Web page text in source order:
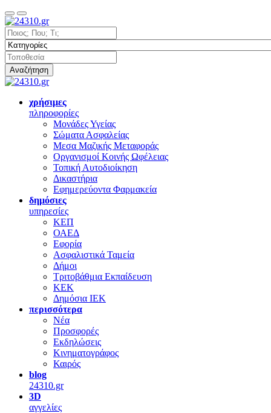
Αναζήτηση
χρήσιμες
πληροφορίες
Μονάδες Υγείας
Σώματα Ασφαλείας
Μεσα Μαζικής Μεταφοράς
Οργανισμοί Κοινής Ωφέλειας
Τοπική Αυτοδιοίκηση
Δικαστήρια
Εφημερεύοντα Φαρμακεία
δημόσιες
υπηρεσίες
ΚΕΠ
ΟΑΕΔ
Εφορία
Ασφαλιστικά Ταμεία
Δήμοι
Τριτοβάθμια Εκπαίδευση
ΚΕΚ
Δημόσια ΙΕΚ
περισσότερα
Νέα
Προσφορές
Εκδηλώσεις
Κινηματογράφος
Καιρός
blog
24310.gr
3D
αγγελίες